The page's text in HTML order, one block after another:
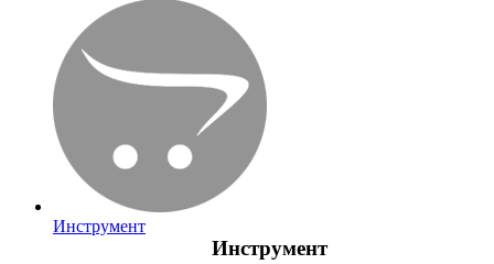
Инструмент
Инструмент